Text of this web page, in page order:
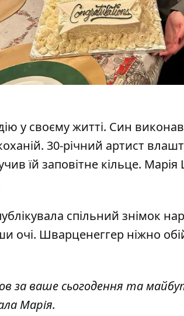
у своєму житті. Син
30-річний артист
їй заповітне кільце.
спільний знімок
очі. Шварценеггер ніжно
за ваше сьогодення та
Марія.